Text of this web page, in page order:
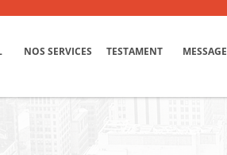
NOS SERVICES TESTAMENT MESSAGE